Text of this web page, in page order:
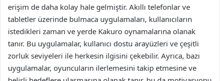
erişim de daha kolay hale gelmiştir. Akıllı telefonlar ve
tabletler üzerinde bulmaca uygulamaları, kullanıcıların
istedikleri zaman ve yerde Kakuro oynamalarına olanak
tanır. Bu uygulamalar, kullanıcı dostu arayüzleri ve çeşitli
zorluk seviyeleri ile herkesin ilgisini çekebilir. Ayrıca, bazı
uygulamalar, oyuncuların ilerlemesini takip etmesine ve